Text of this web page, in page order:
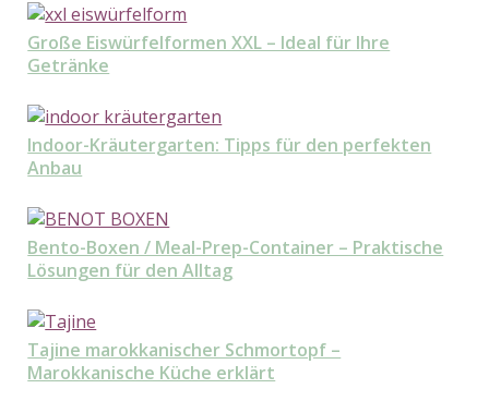
Große Eiswürfelformen XXL – Ideal für Ihre
Getränke
Indoor-Kräutergarten: Tipps für den perfekten
Anbau
Bento-Boxen / Meal-Prep-Container – Praktische
Lösungen für den Alltag
Tajine marokkanischer Schmortopf –
Marokkanische Küche erklärt